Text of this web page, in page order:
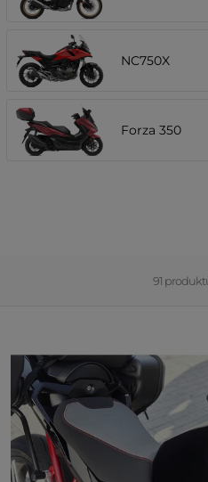
NC750X
Forza 350
91